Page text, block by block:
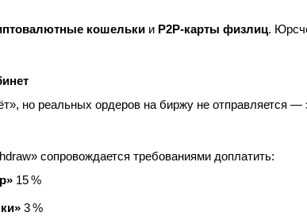
кошельки и P2P‑карты физлиц.
но реальных ордеров на биржу не отправляется —
сопровождается требованиями доплатить:
15 %
3 %